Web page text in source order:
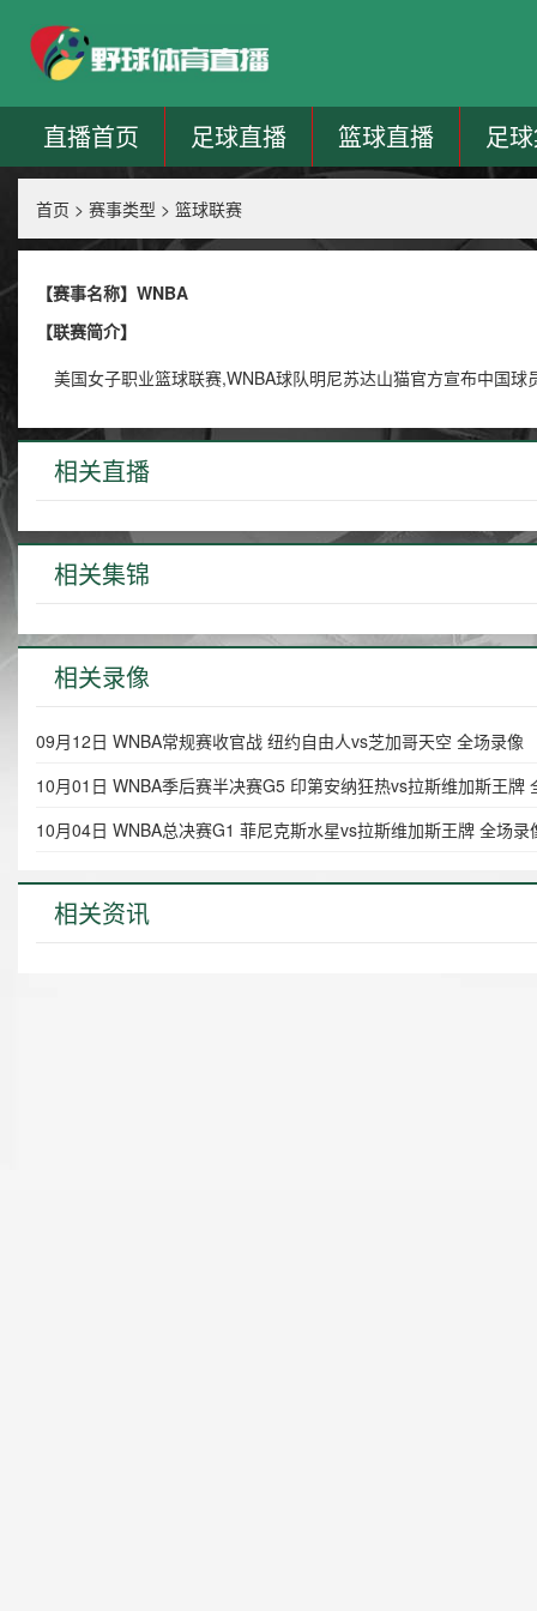
直播首页 足球直播 篮球直播 足
首页 > 赛事类型 > 篮球联赛
【赛事名称】WNBA
【联赛简介】
美国女子职业篮球联赛,WNBA球队明尼苏达山猫官方宣布中国
相关直播
相关集锦
相关录像
09月12日 WNBA常规赛收官战 纽约自由人vs芝加哥天空 全场录像
10月01日 WNBA季后赛半决赛G5 印第安纳狂热vs拉斯维加斯王牌
10月04日 WNBA总决赛G1 菲尼克斯水星vs拉斯维加斯王牌 全场录
相关资讯